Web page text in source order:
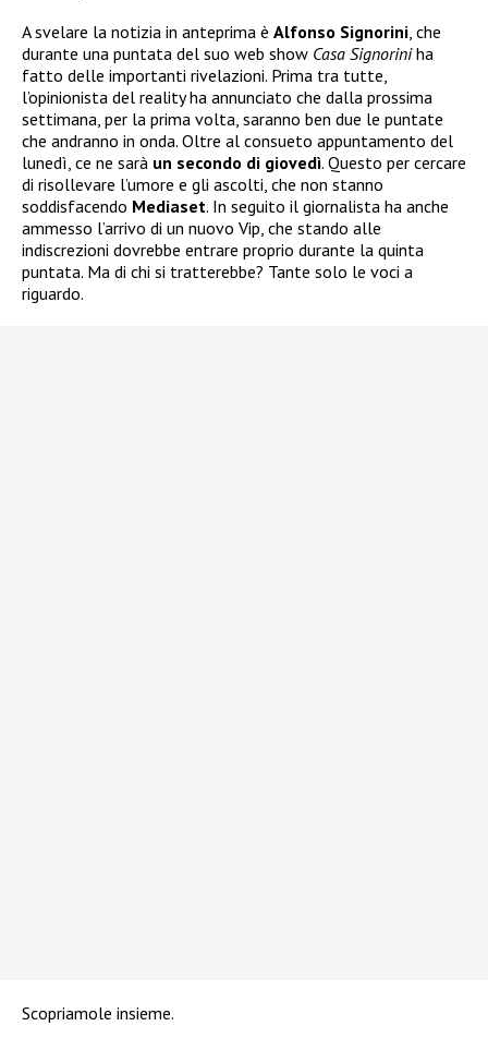
A svelare la notizia in anteprima è Alfonso Signorini , che
durante una puntata del suo web show Casa Signoriniha
fatto delle importanti rivelazioni. Prima tra tutte,
l’opinionista del reality ha annunciato che dalla prossima
settimana, per la prima volta, saranno ben due le puntate
che andranno in onda. Oltre al consueto appuntamento del
lunedì, ce ne sarà un secondo di giovedì. Questo per cercare
di risollevare l’umore e gli ascolti, che non stanno
soddisfacendo Mediaset. In seguito il giornalista ha anche
ammesso l’arrivo di un nuovo Vip, che stando alle
indiscrezioni dovrebbe entrare proprio durante la quinta
puntata. Ma di chi si tratterebbe? Tante solo le voci a
riguardo.
Scopriamole insieme.